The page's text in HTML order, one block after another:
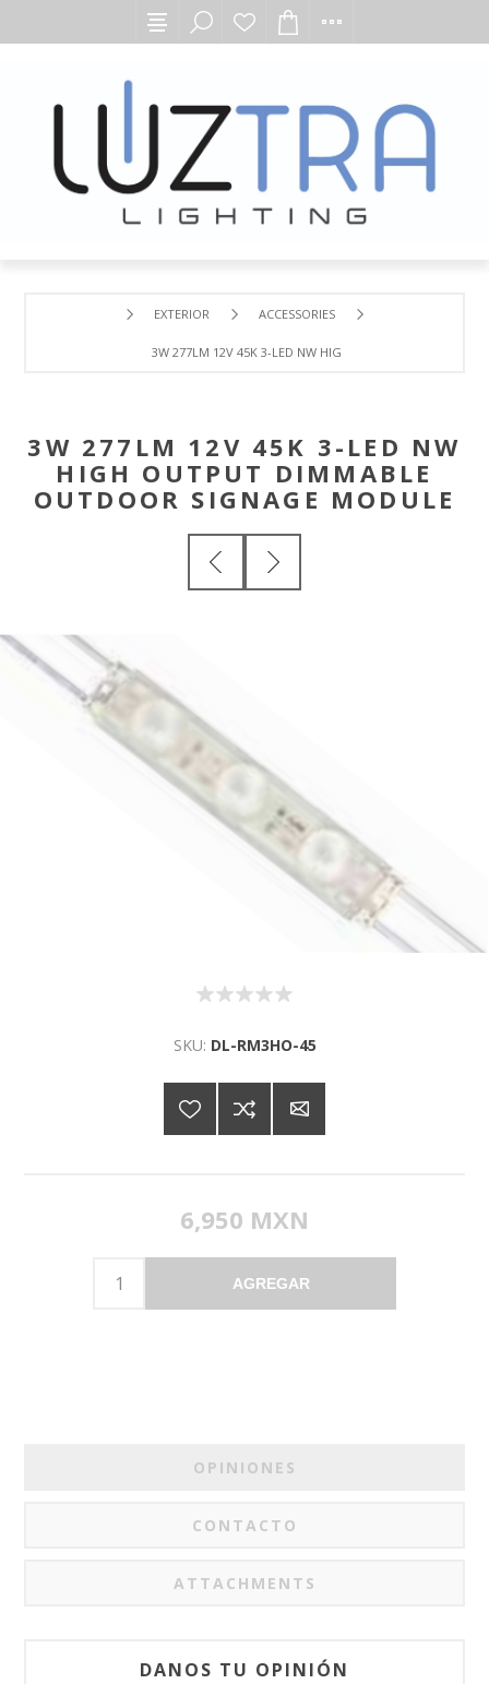
EXTERIOR ACCESSORIES
3W 277LM 12V 45K 3-LED NW HIGH OUTPUT DIMMABLE
3W 277LM 12V 45K 3-LED NW
HIGH OUTPUT DIMMABLE
OUTDOOR SIGNAGE MODULE
SKU: DL-RM3HO-45
6,950 MXN
AGREGAR
OPINIONES
CONTACTO
ATTACHMENTS
DANOS TU OPINIÓN